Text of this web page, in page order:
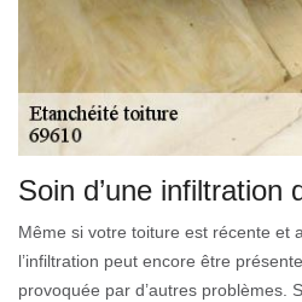
Soin d’une infiltration
Même si votre toiture est récente et
l’infiltration peut encore être
provoquée par d’autres problèmes.